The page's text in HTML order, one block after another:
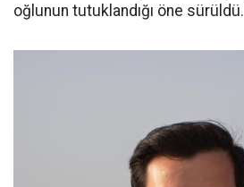
oğlunun tutuklandığı öne sürüldü.